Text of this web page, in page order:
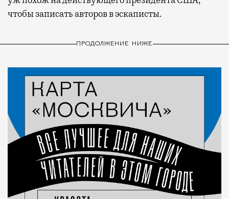
чтобы записать авторов в эскаписты.
ПРОДОЛЖЕНИЕ НИЖЕ